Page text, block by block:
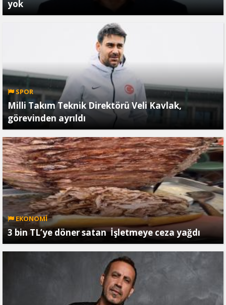
yok
SPOR
Milli Takım Teknik Direktörü Veli Kavlak,
görevinden ayrıldı
EKONOMİ
3 bin TL’ye döner satan İşletmeye ceza yağdı